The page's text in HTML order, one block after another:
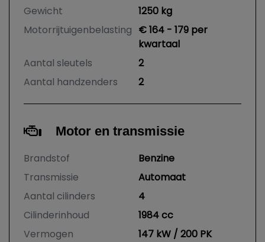
Gewicht
1250 kg
Motorrijtuigenbelasting € 164 - 179 per
kwartaal
Aantal sleutels
2
Aantal handzenders
2
Motor en transmissie
Brandstof
Benzine
Transmissie
Automaat
Aantal cilinders
4
Cilinderinhoud
1984 cc
Vermogen
147 kW / 200 PK